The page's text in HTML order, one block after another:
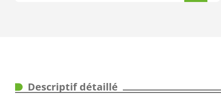
Descriptif détaillé